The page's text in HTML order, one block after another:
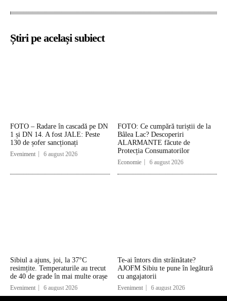
Știri pe același subiect
FOTO – Radare în cascadă pe DN
1 și DN 14. A fost JALE: Peste
130 de șofer sancționați
Eveniment 6 august 2026
FOTO: Ce cumpără turiștii de la
Bâlea Lac? Descoperiri
ALARMANTE făcute de
Protecția Consumatorilor
Economie 6 august 2026
Sibiul a ajuns, joi, la 37°C
resimțite. Temperaturile au trecut
de 40 de grade în mai multe orașe
Eveniment 6 august 2026
Te-ai întors din străinătate?
AJOFM Sibiu te pune în legătură
cu angajatorii
Eveniment 6 august 2026